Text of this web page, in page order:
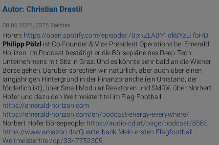
Autor: Christian Drastil
08.06.2026, 2375 Zeichen
Hören: https://open.spotify.com/episode/70jxkZLABY1ok8YzLTfbHD
Philipp Pölzl ist Co-Founder & Vice President Operations bei Emerald
Horizon. Im Podcast bestätigt er die Börsepläne des Deep-Tech-
Unternehmens mit Sitz in Graz. Und es könnte sehr bald an die Wiener
Börse gehen. Darüber sprechen wir natürlich, aber auch über einen
langjährigen Hintergrund in der Finanzbranche (ein Umstand, der
förderlich ist), über Small Modular Reaktoren und SMRX, über Norbert
Hofer und dazu den Weltmeistertitel im Flag-Football.
https://emerald-horizon.com
https://emerald-horizon.com/en/podcast-energy-everywhere/
Norbert Hofer Börsepeople: https://audio-cd.at/page/podcast/8585
https://www.amazon.de/Quarterback-Mein-ersten-Flagfootball-
Weltmeistertitel/dp/3347752309